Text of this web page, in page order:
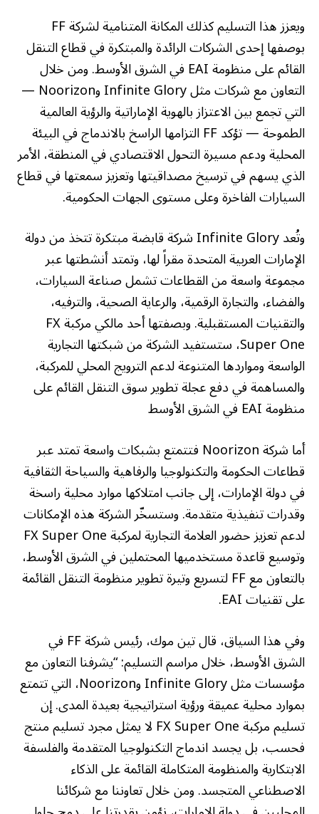
ويعزز هذا التسليم كذلك المكانة المتنامية لشركة FF
بوصفها إحدى الشركات الرائدة والمبتكرة في قطاع التنقل
القائم على منظومة EAI في الشرق الأوسط. ومن خلال
التعاون مع شركات مثل Infinite Glory وNoorizon —
التي تجمع بين الاعتزاز بالهوية الإماراتية والرؤية العالمية
الطموحة — تؤكد FF التزامها الراسخ بالاندماج في البيئة
المحلية ودعم مسيرة التحول الاقتصادي في المنطقة، الأمر
الذي يسهم في ترسيخ مصداقيتها وتعزيز سمعتها في قطاع
السيارات الفاخرة وعلى مستوى الجهات الحكومية.
وتُعد Infinite Glory شركة قابضة مبتكرة تتخذ من دولة
الإمارات العربية المتحدة مقراً لها، وتمتد أنشطتها عبر
مجموعة واسعة من القطاعات تشمل صناعة السيارات،
والفضاء، والتجارة الرقمية، والرعاية الصحية، والترفيه،
والتقنيات المستقبلية. وبصفتها أحد مالكي مركبة FX
Super One، ستستفيد الشركة من شبكتها التجارية
الواسعة ومواردها المتنوعة لدعم الترويج المحلي للمركبة،
والمساهمة في دفع عجلة تطوير سوق التنقل القائم على
منظومة EAI في الشرق الأوسط
أما شركة Noorizon فتتمتع بشبكات واسعة تمتد عبر
قطاعات الحكومة والتكنولوجيا والرفاهية والسياحة الثقافية
في دولة الإمارات، إلى جانب امتلاكها موارد محلية راسخة
وقدرات تنفيذية متقدمة. وستسخّر الشركة هذه الإمكانات
لدعم تعزيز حضور العلامة التجارية لمركبة FX Super One
وتوسيع قاعدة مستخدميها المحتملين في الشرق الأوسط،
بالتعاون مع FF لتسريع وتيرة تطوير منظومة التنقل القائمة
على تقنيات EAI.
وفي هذا السياق، قال تين موك، رئيس شركة FF في
الشرق الأوسط، خلال مراسم التسليم: “يشرفنا التعاون مع
مؤسسات مثل Infinite Glory وNoorizon، التي تتمتع
بموارد محلية عميقة ورؤية استراتيجية بعيدة المدى. إن
تسليم مركبة FX Super One لا يمثل مجرد تسليم منتج
فحسب، بل يجسد اندماج التكنولوجيا المتقدمة والفلسفة
الابتكارية والمنظومة المتكاملة القائمة على الذكاء
الاصطناعي المتجسد. ومن خلال تعاوننا مع شركائنا